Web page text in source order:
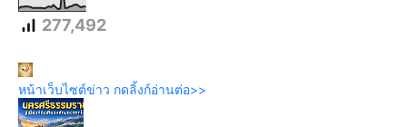
277,492
หน้าเว็บไซต์ข่าว กดลิ้งก์อ่านต่อ>>